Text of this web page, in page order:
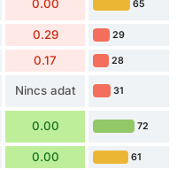
0.00 65
0.29 29
0.17 28
Nincs adat 31
0.00 72
0.00 61